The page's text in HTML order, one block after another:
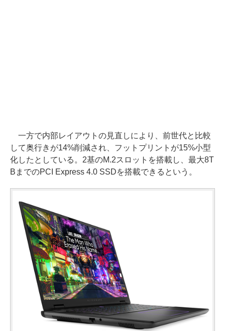
一方で内部レイアウトの見直しにより、前世代と比較
して奥行きが14%削減され、フットプリントが15%小型
化したとしている。2基のM.2スロットを搭載し、最大8T
BまでのPCI Express 4.0 SSDを搭載できるという。